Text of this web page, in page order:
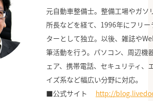
元自動車整備士。整備工場やガソ
所長などを経て、1996年にフリ
ターとして独立。以後、雑誌や
筆活動を行う。パソコン、周辺機
ェア、携帯電話、セキュリティ、
イズ系など幅広い分野に対応。
■公式サイト http://